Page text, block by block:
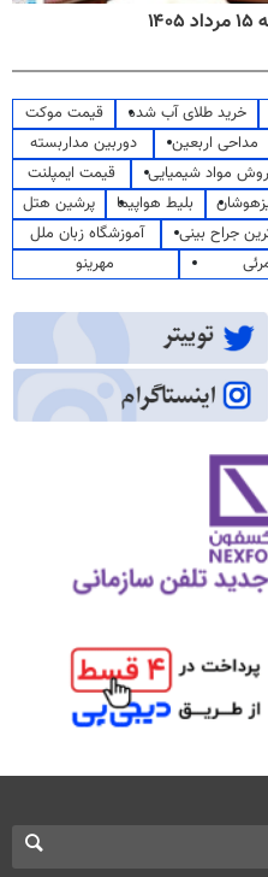
خرید طلای آب شده
قیمت موکت
مداحی اربعین
دوربین مداربسته
مواد شیمیایی
قیمت ایمپلنت
بلیط هواپیما
پرشین هتل
جراح بینی
آموزشگاه زبان ملل
مهرینو